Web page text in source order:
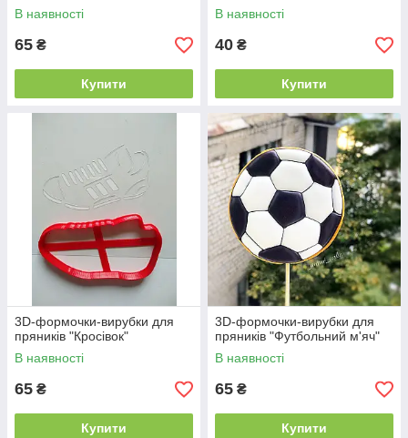
В наявності
65 ₴
Купити
В наявності
40 ₴
Купити
3D-формочки-вирубки для
пряників "Кросівок"
В наявності
65 ₴
Купити
3D-формочки-вирубки для
пряників "Футбольний м'яч"
В наявності
65 ₴
Купити